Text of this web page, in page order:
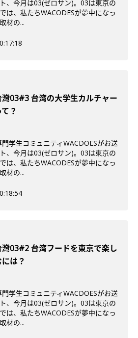
、今月は03(ゼロサン)。03は東京の
は、私たちWACODESが夢中になっ
材の...
灣03#3 台湾の大学生カルチャー
？
門学生コミュニティWACDOESがお送
、今月は03(ゼロサン)。03は東京の
は、私たちWACODESが夢中になっ
材の...
灣03#2 台湾フードを東京で楽し
は？
門学生コミュニティWACDOESがお送
、今月は03(ゼロサン)。03は東京の
は、私たちWACODESが夢中になっ
材の...